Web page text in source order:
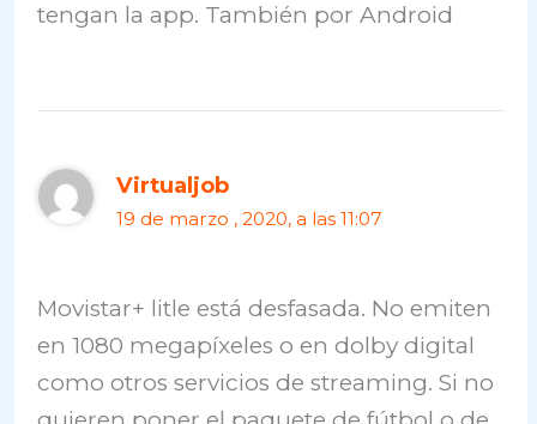
tengan la app. También por Android
Virtualjob
19 de marzo , 2020, a las 11:07
Movistar+ litle está desfasada. No emiten
en 1080 megapíxeles o en dolby digital
como otros servicios de streaming. Si no